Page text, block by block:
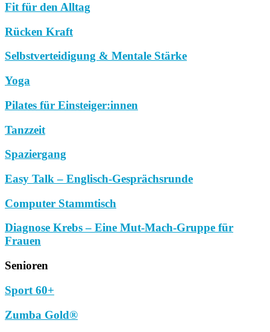
Fit für den Alltag
Rücken Kraft
Selbstverteidigung & Mentale Stärke
Yoga
Pilates für Einsteiger:innen
Tanzzeit
Spaziergang
Easy Talk – Englisch-Gesprächsrunde
Computer Stammtisch
Diagnose Krebs – Eine Mut-Mach-Gruppe für
Frauen
Senioren
Sport 60+
Zumba Gold®